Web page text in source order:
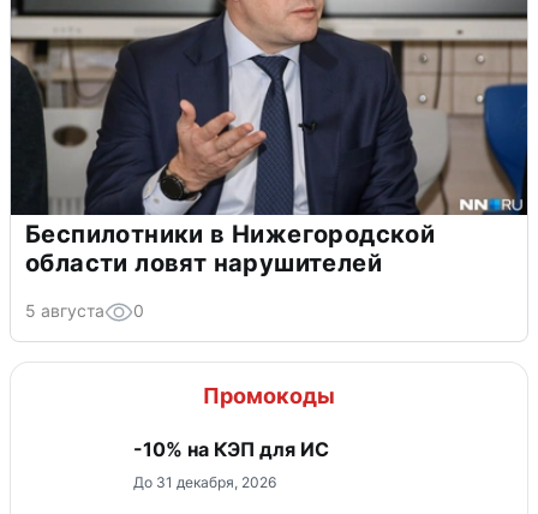
Беспилотники в Нижегородской
области ловят нарушителей
5 августа 0
Промокоды
-10% на КЭП для ИС
До 31 декабря, 2026